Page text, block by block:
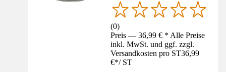
(0)
Preis — 36,99 € * Alle Preise
inkl. MwSt. und ggf. zzgl.
Versandkosten pro ST36,99
€*/ ST